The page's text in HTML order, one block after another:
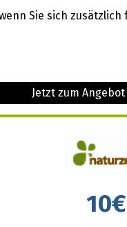
Sie sich
Jetzt zum
10€